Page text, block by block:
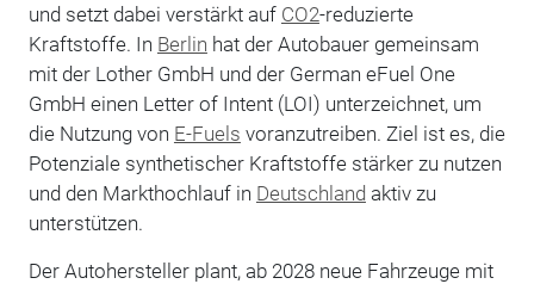
und setzt dabei verstärkt auf CO2-reduzierte
Kraftstoffe. In Berlin hat der Autobauer gemeinsam
mit der Lother GmbH und der German eFuel One
GmbH einen Letter of Intent (LOI) unterzeichnet, um
die Nutzung von E-Fuels voranzutreiben. Ziel ist es, die
Potenziale synthetischer Kraftstoffe stärker zu nutzen
und den Markthochlauf in Deutschland aktiv zu
unterstützen.
Der Autohersteller plant, ab 2028 neue Fahrzeuge mit